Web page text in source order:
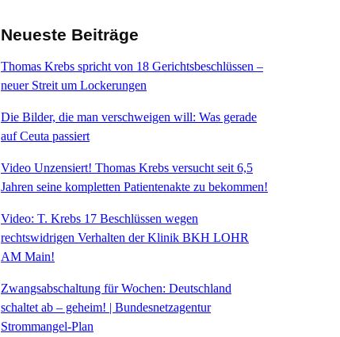
Neueste Beiträge
Thomas Krebs spricht von 18 Gerichtsbeschlüssen –
neuer Streit um Lockerungen
Die Bilder, die man verschweigen will: Was gerade
auf Ceuta passiert
Video Unzensiert! Thomas Krebs versucht seit 6,5
Jahren seine kompletten Patientenakte zu bekommen!
Video: T. Krebs 17 Beschlüssen wegen
rechtswidrigen Verhalten der Klinik BKH LOHR
AM Main!
Zwangsabschaltung für Wochen: Deutschland
schaltet ab – geheim! | Bundesnetzagentur
Strommangel-Plan